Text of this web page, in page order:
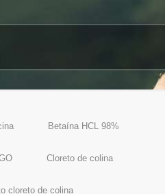
Betaína HCL 98%
Cloreto de colina
cloreto de colina